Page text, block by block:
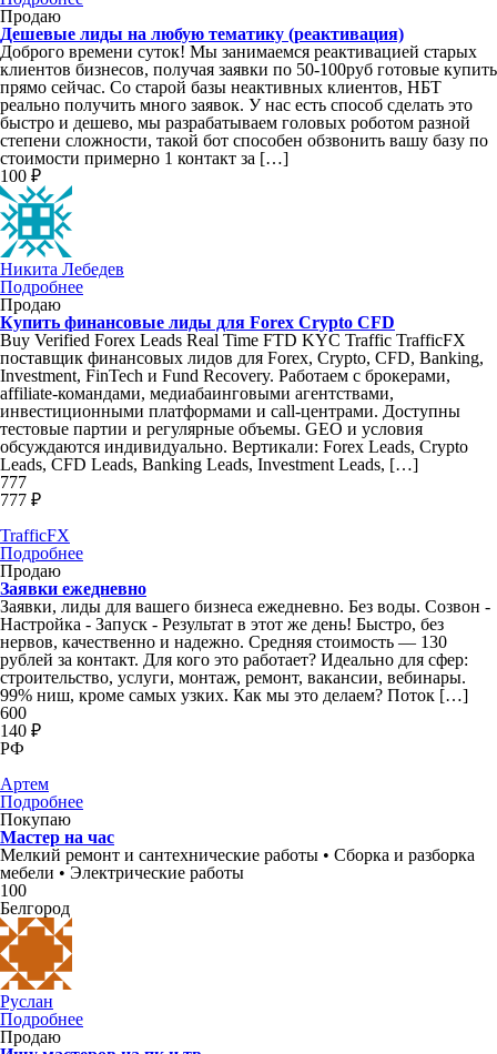
Продаю
Дешевые лиды на любую тематику (реактивация)
Доброго времени суток! Мы занимаемся реактивацией старых
клиентов бизнесов, получая заявки по 50-100руб готовые купить
прямо сейчас. Со старой базы неактивных клиентов, НБТ
реально получить много заявок. У нас есть способ сделать это
быстро и дешево, мы разрабатываем головых роботом разной
степени сложности, такой бот способен обзвонить вашу базу по
стоимости примерно 1 контакт за […]
100 ₽
Никита Лебедев
Подробнее
Продаю
Купить финансовые лиды для Forex Crypto CFD
Buy Verified Forex Leads Real Time FTD KYC Traffic TrafficFX
поставщик финансовых лидов для Forex, Crypto, CFD, Banking,
Investment, FinTech и Fund Recovery. Работаем с брокерами,
affiliate-командами, медиабаинговыми агентствами,
инвестиционными платформами и call-центрами. Доступны
тестовые партии и регулярные объемы. GEO и условия
обсуждаются индивидуально. Вертикали: Forex Leads, Crypto
Leads, CFD Leads, Banking Leads, Investment Leads, […]
777
777 ₽
TrafficFX
Подробнее
Продаю
Заявки ежедневно
Заявки, лиды для вашего бизнеса ежедневно. Без воды. Созвон -
Настройка - Запуск - Результат в этот же день! Быстро, без
нервов, качественно и надежно. Средняя стоимость — 130
рублей за контакт. Для кого это работает? Идеально для сфер:
строительство, услуги, монтаж, ремонт, вакансии, вебинары.
99% ниш, кроме самых узких. Как мы это делаем? Поток […]
600
140 ₽
РФ
Артем
Подробнее
Покупаю
Мастер на час
Мелкий ремонт и сантехнические работы • Сборка и разборка
мебели • Электрические работы
100
Белгород
Руслан
Подробнее
Продаю